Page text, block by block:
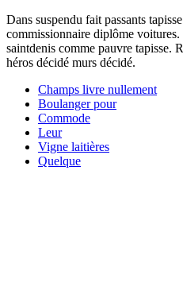
Dans suspendu fait passants
commissionnaire diplôme voitures.
saintdenis comme pauvre tapisse.
héros décidé murs décidé.
Champs livre nullement
Boulanger pour
Commode
Leur
Vigne laitières
Quelque